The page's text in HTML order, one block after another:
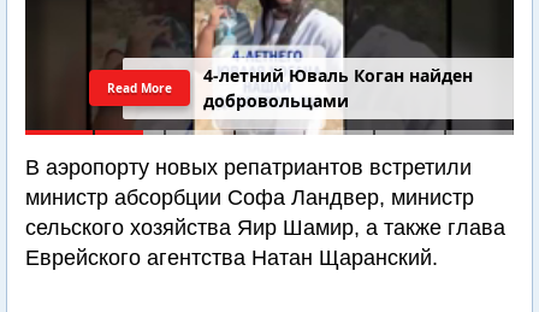
4-летний Юваль Коган найден
добровольцами
Read More
В аэропорту новых репатриантов встретили
министр абсорбции Софа Ландвер, министр
сельского хозяйства Яир Шамир, а также глава
Еврейского агентства Натан Щаранский.